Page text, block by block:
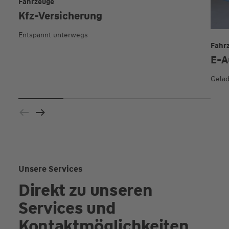
Kfz-Versicherung
Entspannt unterwegs
E-
Unsere Services
Direkt zu unseren
Services und